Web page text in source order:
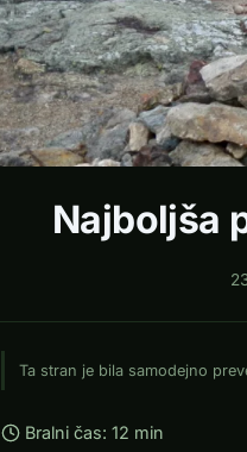
Najboljša
Ta stran je bila samodejno
Bralni čas: 12 min